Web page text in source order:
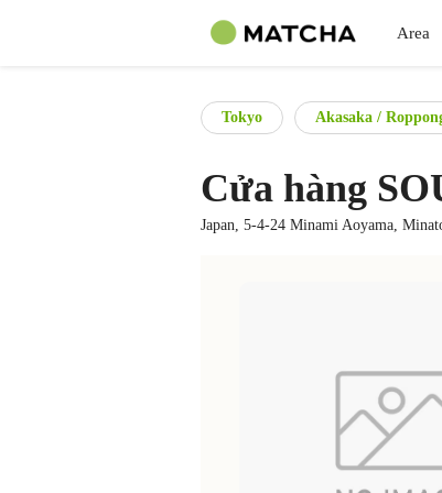
Area
Tokyo Akasaka /
Cửa hàng
Japan, 5-4-24 Minami Aoyama,